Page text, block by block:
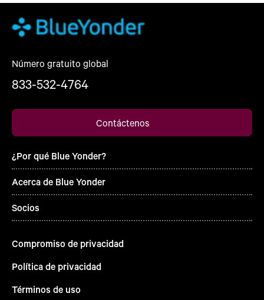
Número gratuito global
833-532-4764
Contáctenos
¿Por qué Blue Yonder?
Acerca de Blue Yonder
Socios
Compromiso de privacidad
Política de privacidad
Términos de uso